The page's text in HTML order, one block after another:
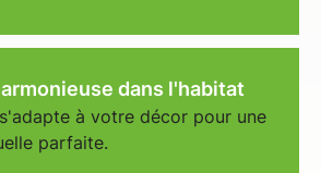
dans l'habitat
à votre décor pour une
parfaite.